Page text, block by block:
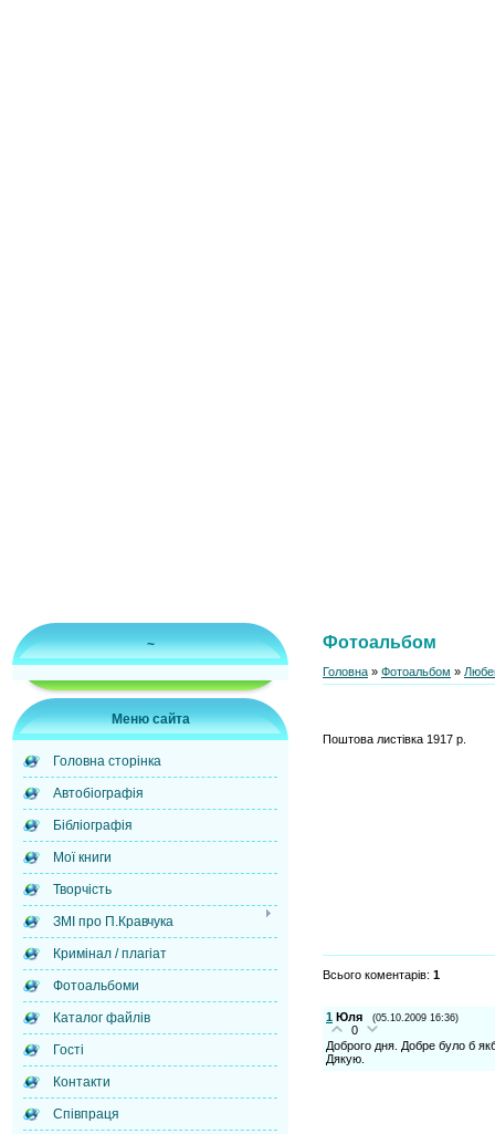
~
Меню сайта
Головна сторінка
Автобіографія
Бібліографія
Мої книги
Творчість
ЗМІ про П.Кравчука
Кримінал / плагіат
Фотоальбоми
Каталог файлів
Гості
Контакти
Cпівпраця
Фотоальбом
Головна » Фотоальбом »
Поштова листівка 1917 р.
Всього коментарів: 1
1 Юля (05.10.2009 16:36)
0
Доброго дня. Добре було б
Дякую.